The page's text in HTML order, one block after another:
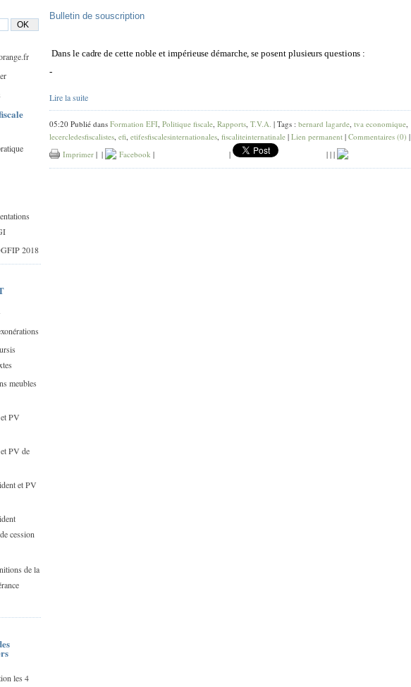
2018
meubles
PV
PV de
et PV
cession
de la
les 4
Bulletin de souscription
Dans le cadredecette nobleet impérieuse démarche, seposent plusieursquestions :
-
Lire la suite
05:20 Publié dans Formation EFI, Politique fiscale, Rapports, T.V.A. | Tags : bernard lagarde, tva economique,
lecercledesfiscalistes, efi, etifesfiscalesinternationales, fiscaliteinternatinale | Lien permanent | Commentaires (0) |
Imprimer | | Facebook | | | | |